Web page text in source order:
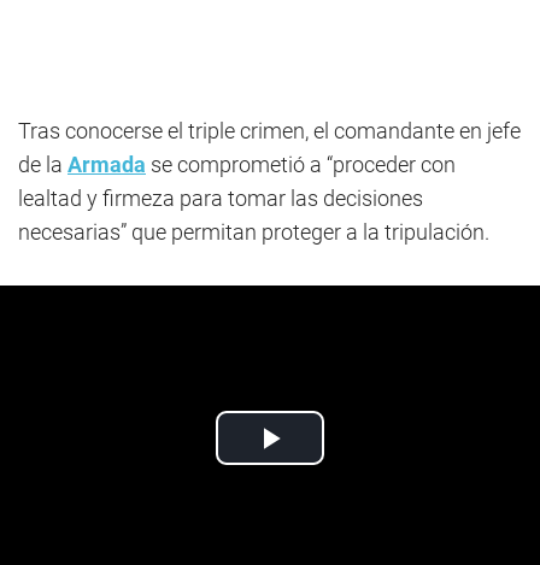
Tras conocerse el triple crimen, el comandante en jefe
de la Armada se comprometió a “proceder con
lealtad y firmeza para tomar las decisiones
necesarias” que permitan proteger a la tripulación.